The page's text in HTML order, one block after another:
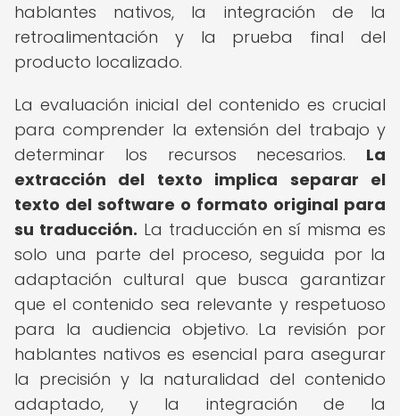
hablantes nativos, la integración de la
retroalimentación y la prueba final del
producto localizado.
La evaluación inicial del contenido es crucial
para comprender la extensión del trabajo y
determinar los recursos necesarios. La
extracción del texto implica separar el
texto del software o formato original para
su traducción. La traducción en sí misma es
solo una parte del proceso, seguida por la
adaptación cultural que busca garantizar
que el contenido sea relevante y respetuoso
para la audiencia objetivo. La revisión por
hablantes nativos es esencial para asegurar
la precisión y la naturalidad del contenido
adaptado, y la integración de la